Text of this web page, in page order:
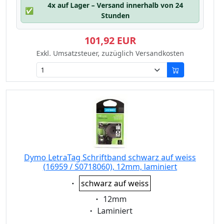
✅
4x auf Lager – Versand innerhalb von 24
Stunden
101,92 EUR
Exkl. Umsatzsteuer, zuzüglich Versandkosten
Dymo LetraTag Schriftband schwarz auf weiss
(16959 / S0718060), 12mm, laminiert
Eigenschaft:
schwarz auf weiss
Eigenschaft:
12mm
Eigenschaft:
Laminiert